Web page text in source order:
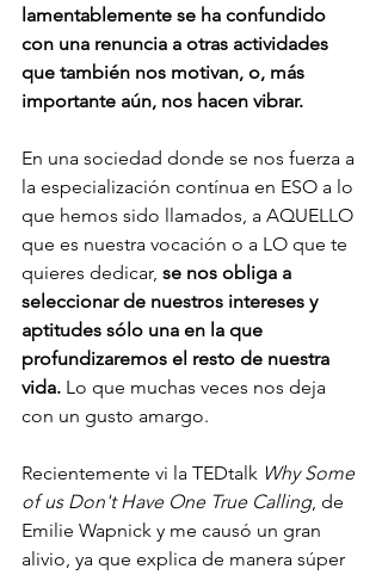
lamentablemente se ha confundido
con una renuncia a otras actividades
que también nos motivan, o, más
importante aún, nos hacen vibrar.
En una sociedad donde se nos fuerza a
la especialización contínua en ESO a lo
que hemos sido llamados, a AQUELLO
que es nuestra vocación o a LO que te
quieres dedicar, se nos obliga a
seleccionar de nuestros intereses y
aptitudes sólo una en la que
profundizaremos el resto de nuestra
vida. Lo que muchas veces nos deja
con un gusto amargo.
Recientemente vi la TEDtalk Why Some
of us Don't Have One True Calling, de
Emilie Wapnick y me causó un gran
alivio, ya que explica de manera súper